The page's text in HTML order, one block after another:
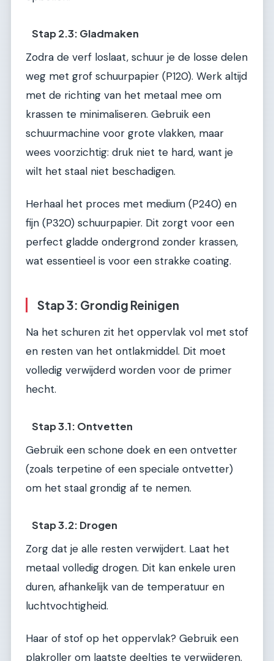
Stap 2.3: Gladmaken
Zodra de verf loslaat, schuur je de losse delen
weg met grof schuurpapier (P120). Werk altijd
met de richting van het metaal mee om
krassen te minimaliseren. Gebruik een
schuurmachine voor grote vlakken, maar
wees voorzichtig: druk niet te hard, want je
wilt het staal niet beschadigen.
Herhaal het proces met medium (P240) en
fijn (P320) schuurpapier. Dit zorgt voor een
perfect gladde ondergrond zonder krassen,
wat essentieel is voor een strakke coating.
Stap 3: Grondig Reinigen
Na het schuren zit het oppervlak vol met stof
en resten van het ontlakmiddel. Dit moet
volledig verwijderd worden voor de primer
hecht.
Stap 3.1: Ontvetten
Gebruik een schone doek en een ontvetter
(zoals terpetine of een speciale ontvetter)
om het staal grondig af te nemen.
Stap 3.2: Drogen
Zorg dat je alle resten verwijdert. Laat het
metaal volledig drogen. Dit kan enkele uren
duren, afhankelijk van de temperatuur en
luchtvochtigheid.
Haar of stof op het oppervlak? Gebruik een
plakroller om laatste deeltjes te verwijderen.